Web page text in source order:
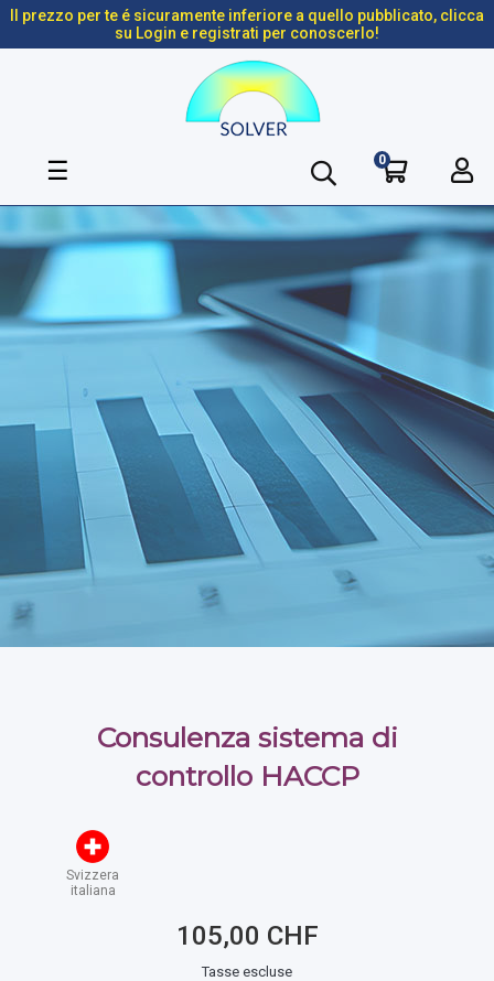
Il prezzo per te é sicuramente inferiore a quello pubblicato, clicca
su Login e registrati per conoscerlo!
navigazione
☰ 0
Consulenza sistema di
controllo HACCP
Svizzera
italiana
105,00 CHF
Tasse escluse